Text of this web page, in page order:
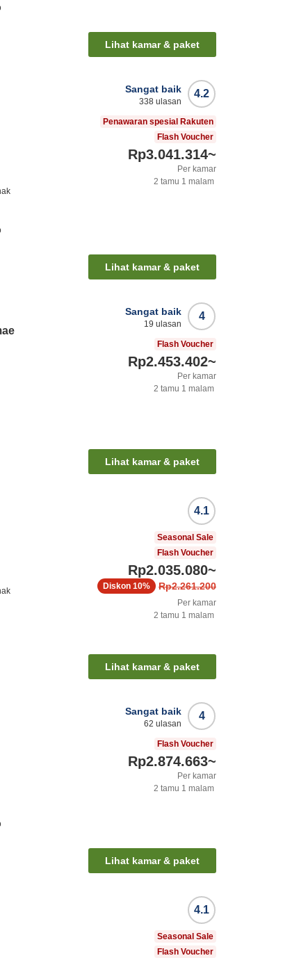
Lihat kamar & paket
4.2
Sangat baik
338 ulasan
Penawaran spesial Rakuten
Flash Voucher
Rp3.041.314~
Per kamar
2 tamu 1 malam
Lihat kamar & paket
4
Sangat baik
19 ulasan
Flash Voucher
Rp2.453.402~
Per kamar
2 tamu 1 malam
Lihat kamar & paket
4.1
Seasonal Sale
Flash Voucher
Rp2.035.080~
Rp2.261.200
Diskon 10%
Per kamar
2 tamu 1 malam
Lihat kamar & paket
4
Sangat baik
62 ulasan
Flash Voucher
Rp2.874.663~
Per kamar
2 tamu 1 malam
Lihat kamar & paket
4.1
Seasonal Sale
Flash Voucher